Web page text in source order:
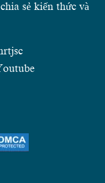
sẻ kiến thức và